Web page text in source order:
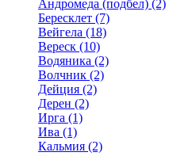
Андромеда (подбел) (2)
Бересклет (7)
Вейгела (18)
Вереск (10)
Водяника (2)
Волчник (2)
Дейция (2)
Дерен (2)
Ирга (1)
Ива (1)
Кальмия (2)